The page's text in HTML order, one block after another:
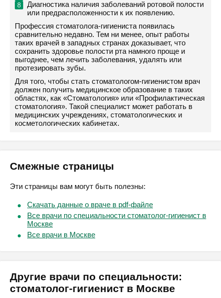
Диагностика наличия заболеваний ротовой полости
или предрасположенности к их появлению.
Профессия стоматолога-гигиениста появилась
сравнительно недавно. Тем ни менее, опыт работы
таких врачей в западных странах доказывает, что
сохранить здоровье полости рта намного проще и
выгоднее, чем лечить заболевания, удалять или
протезировать зубы.
Для того, чтобы стать стоматологом-гигиенистом врач
должен получить медицинское образование в таких
областях, как «Стоматология» или «Профилактическая
стоматология». Такой специалист может работать в
медицинских учреждениях, стоматологических и
косметологических кабинетах.
Смежные страницы
Эти страницы вам могут быть полезны:
Скачать данные о враче в pdf-файле
Все врачи по специальности стоматолог-гигиенист в
Москве
Все врачи в Москве
Другие врачи по специальности:
стоматолог-гигиенист в Москве